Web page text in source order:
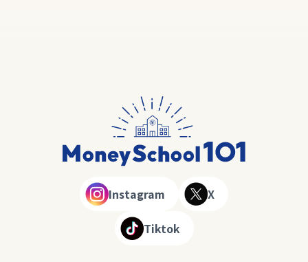
Instagram X
Tiktok